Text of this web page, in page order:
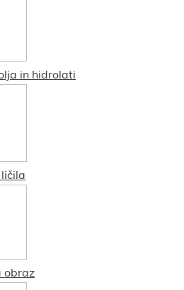
in hidrolati
obraz